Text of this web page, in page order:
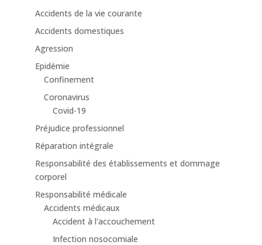
Accidents de la vie courante
Accidents domestiques
Agression
Epidémie
Confinement
Coronavirus
Covid-19
Préjudice professionnel
Réparation intégrale
Responsabilité des établissements et dommage
corporel
Responsabilité médicale
Accidents médicaux
Accident à l'accouchement
Infection nosocomiale